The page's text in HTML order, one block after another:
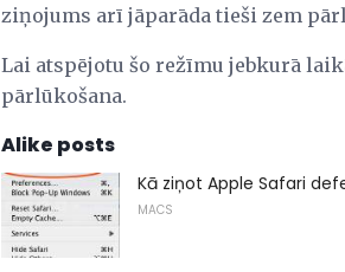
ziņojums arī jāparāda tieši zem
Lai atspējotu šo režīmu jebkurā
pārlūkošana.
Alike posts
Kā ziņot Apple Safari
MACS